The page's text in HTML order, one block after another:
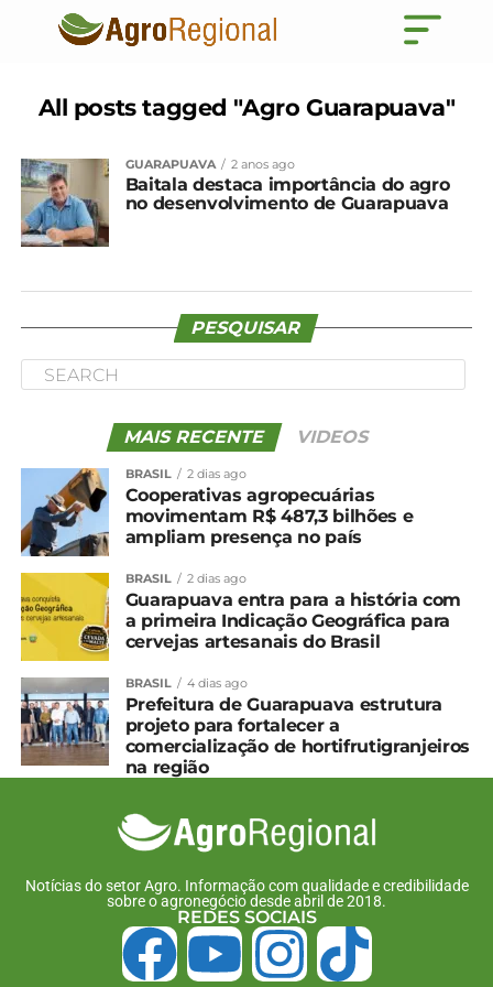
All posts tagged "Agro Guarapuava"
GUARAPUAVA 2 anos ago
Baitala destaca importância do agro
no desenvolvimento de Guarapuava
PESQUISAR
MAIS RECENTE VIDEOS
BRASIL 2 dias ago
Cooperativas agropecuárias
movimentam R$ 487,3 bilhões e
ampliam presença no país
BRASIL 2 dias ago
Guarapuava entra para a história com
a primeira Indicação Geográfica para
cervejas artesanais do Brasil
BRASIL 4 dias ago
Prefeitura de Guarapuava estrutura
projeto para fortalecer a
comercialização de hortifrutigranjeiros
na região
Notícias do setor Agro. Informação com qualidade e credibilidade
sobre o agronegócio desde abril de 2018.
REDES SOCIAIS